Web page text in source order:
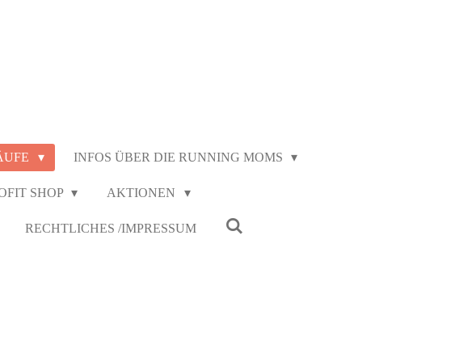
INFOS ÜBER DIE RUNNING MOMS
SHOP AKTIONEN
RECHTLICHES /IMPRESSUM